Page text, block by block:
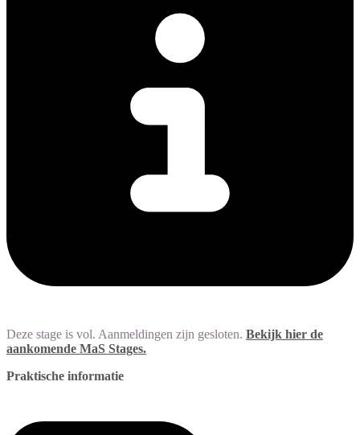
Deze stage is vol. Aanmeldingen zijn gesloten. Bekijk hier de
aankomende MaS Stages.
Praktische informatie